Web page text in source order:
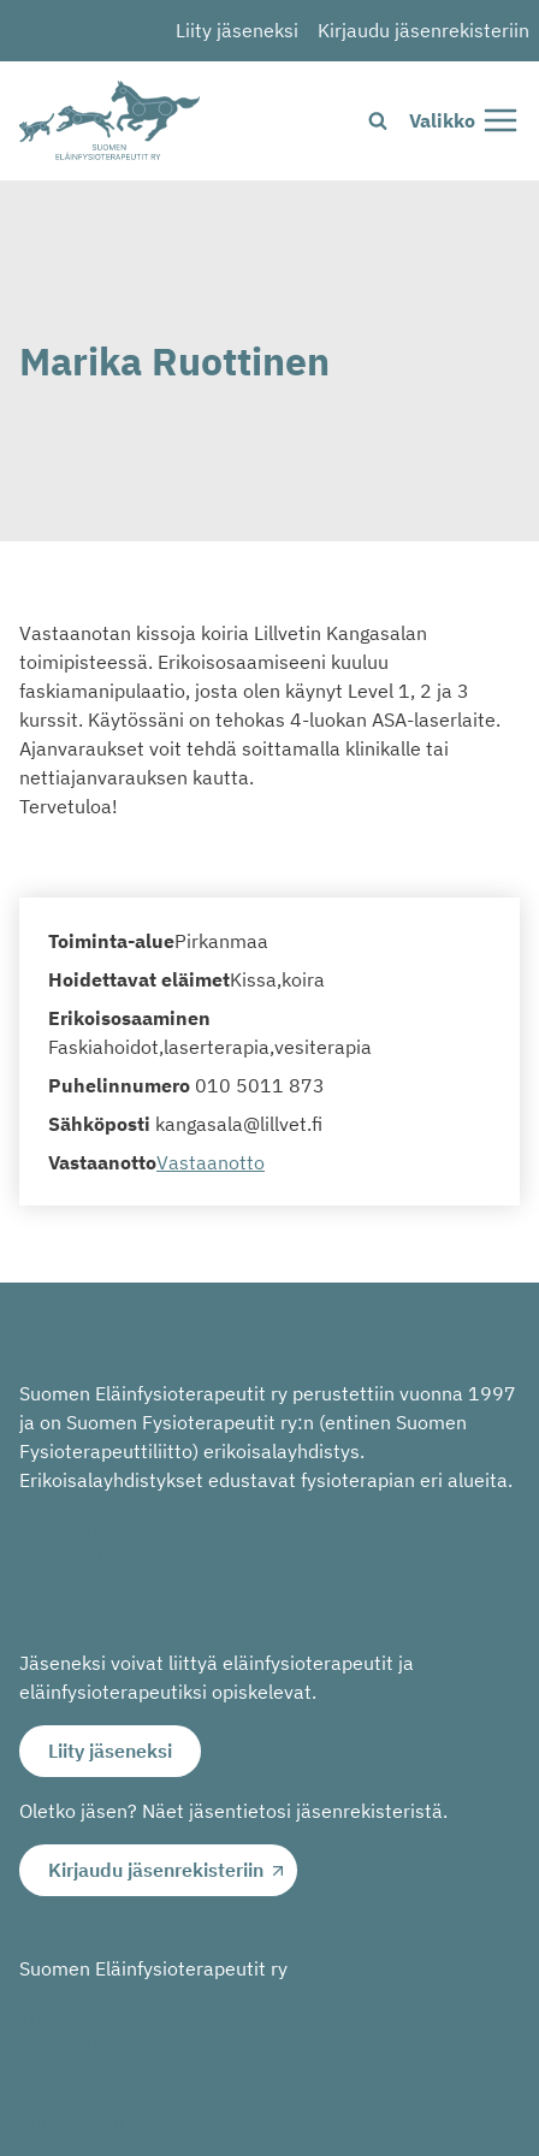
Liity jäseneksi Kirjaudu jäsenrekisteriin
Valikko
Marika Ruottinen
Vastaanotan kissoja koiria Lillvetin Kangasalan
toimipisteessä. Erikoisosaamiseeni kuuluu
faskiamanipulaatio, josta olen käynyt Level 1, 2 ja 3
kurssit. Käytössäni on tehokas 4-luokan ASA-laserlaite.
Ajanvaraukset voit tehdä soittamalla klinikalle tai
nettiajanvarauksen kautta.
Tervetuloa!
Toiminta-aluePirkanmaa
Hoidettavat eläimetKissa koira
Erikoisosaaminen
Faskiahoidot laserterapia vesiterapia
Puhelinnumero 010 5011 873
Sähköposti kangasala@lillvet.fi
VastaanottoVastaanotto
Suomen Eläinfysioterapeutit ry perustettiin vuonna 1997
ja on Suomen Fysioterapeutit ry:n (entinen Suomen
Fysioterapeuttiliitto) erikoisalayhdistys.
Erikoisalayhdistykset edustavat fysioterapian eri alueita.
Jäseneksi voivat liittyä eläinfysioterapeutit ja
eläinfysioterapeutiksi opiskelevat.
Liity jäseneksi
Oletko jäsen? Näet jäsentietosi jäsenrekisteristä.
Kirjaudu jäsenrekisteriin
Suomen Eläinfysioterapeutit ry